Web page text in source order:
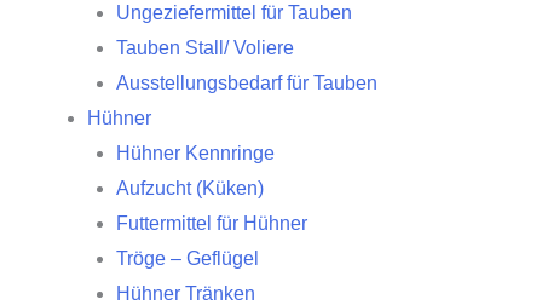
Ungeziefermittel für Tauben
Tauben Stall/ Voliere
Ausstellungsbedarf für Tauben
Hühner
Hühner Kennringe
Aufzucht (Küken)
Futtermittel für Hühner
Tröge – Geflügel
Hühner Tränken